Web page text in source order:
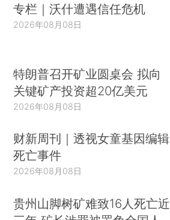
专栏｜沃什遭遇信任危机
2026年08月08日
特朗普召开矿业圆桌会 拟向
关键矿产投资超20亿美元
2026年08月08日
财新周刊｜透视女童基因编辑
死亡事件
2026年08月08日
贵州山脚树矿难致16人死亡近